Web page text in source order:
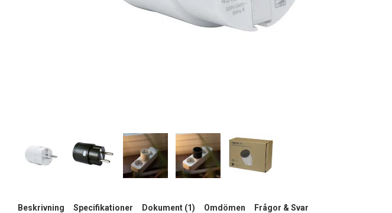
Beskrivning Specifikationer Dokument (1) Omdömen Frågor & Svar